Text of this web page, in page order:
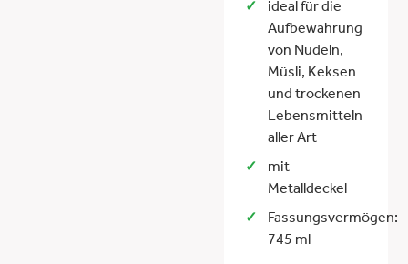
ideal für die
Aufbewahrung
von Nudeln,
Müsli, Keksen
und trockenen
Lebensmitteln
aller Art
mit
Metalldeckel
Fassungsvermögen:
745 ml